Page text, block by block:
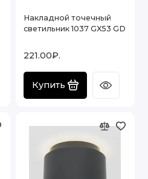
Накладной точечный
светильник 1037 GX53 GD
221.00₽.
Купить